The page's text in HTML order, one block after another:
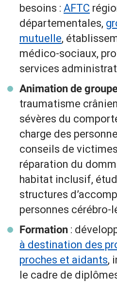
besoins : AFTC
départementales,
mutuelle,
médico-sociaux,
services
Animation de
traumatisme
sévères du
charge des
conseils de
réparation du
habitat inclusif,
structures
personnes cérébro-
Formation :
à destination des
proches et aidants,
le cadre de